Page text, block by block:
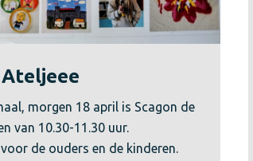
morgen 18 april is Scagon de
van 10.30-11.30 uur.
de ouders en de kinderen.